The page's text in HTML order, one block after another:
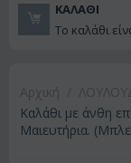
ΚΑΛΆΘΙ
Το καλάθι
Καλάθι με άνθη
Μαιευτήρια.